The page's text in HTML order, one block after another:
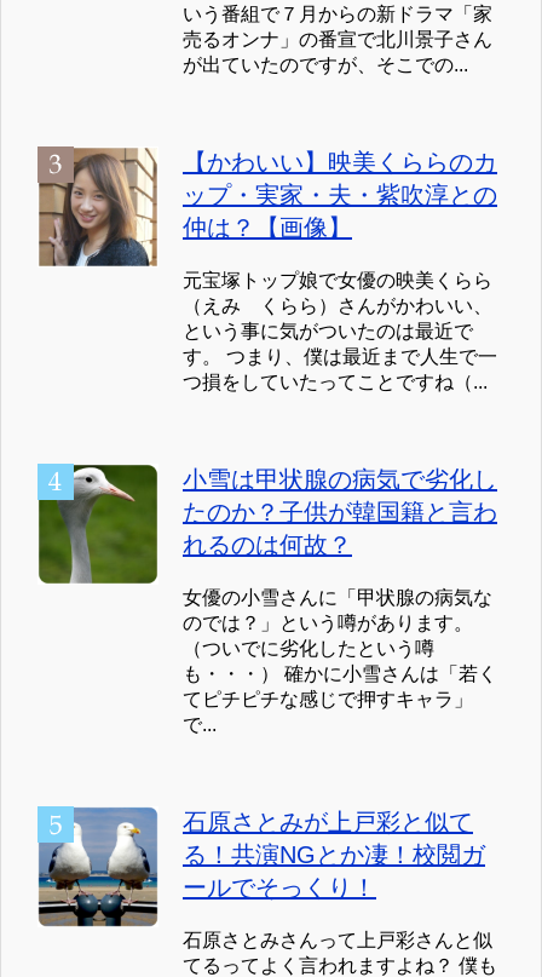
いう番組で７月からの新ドラマ「家
売るオンナ」の番宣で北川景子さん
が出ていたのですが、そこでの...
【かわいい】映美くららのカ
ップ・実家・夫・紫吹淳との
仲は？【画像】
元宝塚トップ娘で女優の映美くらら
（えみ くらら）さんがかわいい、
という事に気がついたのは最近で
す。 つまり、僕は最近まで人生で一
つ損をしていたってことですね（...
小雪は甲状腺の病気で劣化し
たのか？子供が韓国籍と言わ
れるのは何故？
女優の小雪さんに「甲状腺の病気な
のでは？」という噂があります。
（ついでに劣化したという噂
も・・・） 確かに小雪さんは「若く
てピチピチな感じで押すキャラ」
で...
石原さとみが上戸彩と似て
る！共演NGとか凄！校閲ガ
ールでそっくり！
石原さとみさんって上戸彩さんと似
てるってよく言われますよね？ 僕も